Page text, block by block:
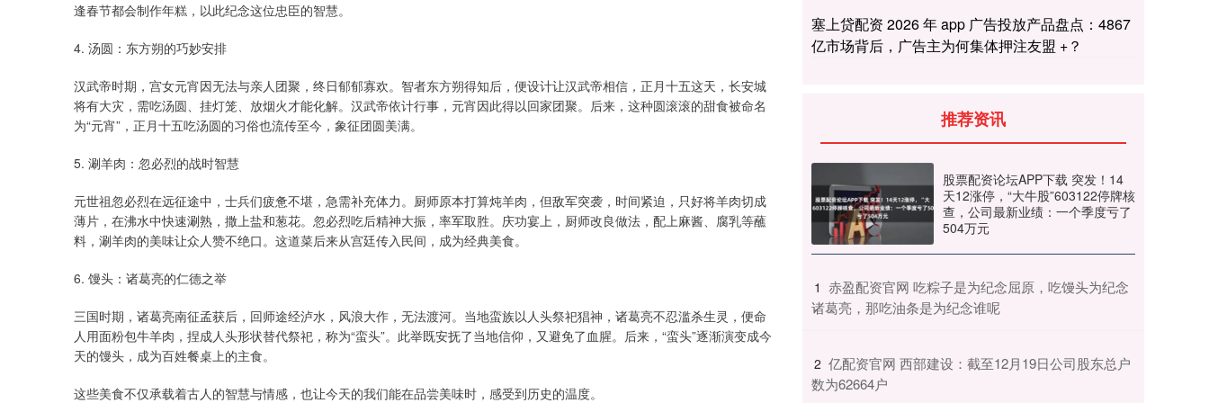
逢春节都会制作年糕，以此纪念这位忠臣的智慧。
4. 汤圆：东方朔的巧妙安排
汉武帝时期，宫女元宵因无法与亲人团聚，终日郁郁寡欢。智者东方朔得知后，便设计让汉武帝相信，正月十五这天，长安城
将有大灾，需吃汤圆、挂灯笼、放烟火才能化解。汉武帝依计行事，元宵因此得以回家团聚。后来，这种圆滚滚的甜食被命名
为“元宵”，正月十五吃汤圆的习俗也流传至今，象征团圆美满。
5. 涮羊肉：忽必烈的战时智慧
元世祖忽必烈在远征途中，士兵们疲惫不堪，急需补充体力。厨师原本打算炖羊肉，但敌军突袭，时间紧迫，只好将羊肉切成
薄片，在沸水中快速涮熟，撒上盐和葱花。忽必烈吃后精神大振，率军取胜。庆功宴上，厨师改良做法，配上麻酱、腐乳等蘸
料，涮羊肉的美味让众人赞不绝口。这道菜后来从宫廷传入民间，成为经典美食。
6. 馒头：诸葛亮的仁德之举
三国时期，诸葛亮南征孟获后，回师途经泸水，风浪大作，无法渡河。当地蛮族以人头祭祀猖神，诸葛亮不忍滥杀生灵，便命
人用面粉包牛羊肉，捏成人头形状替代祭祀，称为“蛮头”。此举既安抚了当地信仰，又避免了血腥。后来，“蛮头”逐渐演变成今
天的馒头，成为百姓餐桌上的主食。
这些美食不仅承载着古人的智慧与情感，也让今天的我们能在品尝美味时，感受到历史的温度。
塞上贷配资 2026 年 app 广告投放产品盘点：4867
亿市场背后，广告主为何集体押注友盟 +？
推荐资讯
股票配资论坛APP下载 突发！14
天12涨停，“大牛股”603122停牌核
查，公司最新业绩：一个季度亏了
504万元
1 ​赤盈配资官网 吃粽子是为纪念屈原，吃馒头为纪念
诸葛亮，那吃油条是为纪念谁呢
2 ​亿配资官网 西部建设：截至12月19日公司股东总户
数为62664户